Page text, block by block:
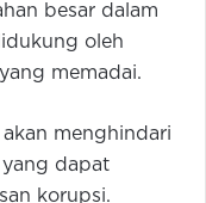
besar dalam
oleh
memadai.
menghindari
dapat
korupsi.